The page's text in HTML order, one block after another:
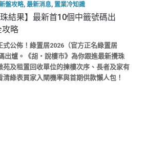
盤攻略, 最新消息, 置業冷知識
珠結果】最新首10個中籤號碼出
攻略
式公佈！綠置居2026（官方正名綠置居
出爐。《胡‧說樓市》為你跟進最新攪珠
苑及租置回收單位的揀樓次序、長者及家有
綠表買家入閘機率與首期供款懶人包！